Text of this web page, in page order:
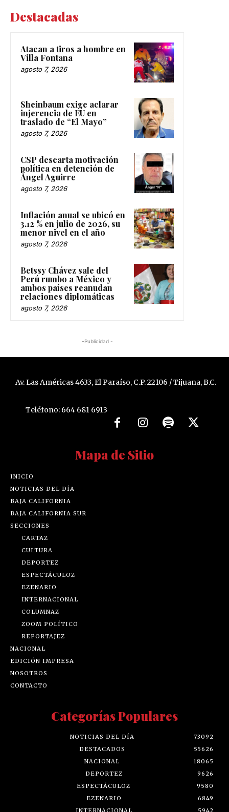
Destacadas
Atacan a tiros a hombre en
Villa Fontana
agosto 7, 2026
Sheinbaum exige aclarar
injerencia de EU en
traslado de “El Mayo”
agosto 7, 2026
CSP descarta motivación
política en detención de
Ángel Aguirre
agosto 7, 2026
Inflación anual se ubicó en
3.12 % en julio de 2026, su
menor nivel en el año
agosto 7, 2026
Betssy Chávez sale del
Perú rumbo a México y
ambos países reanudan
relaciones diplomáticas
agosto 7, 2026
-Publicidad -
Av. Las Américas 4633, El Paraíso, C.P. 22106 / Tijuana, B.C.
Teléfono: 664 681 6913
Mapa de Sitio
INICIO
NOTICIAS DEL DÍA
BAJA CALIFORNIA
BAJA CALIFORNIA SUR
SECCIONES
CARTAZ
CULTURA
DEPORTEZ
ESPECTÁCULOZ
EZENARIO
INTERNACIONAL
COLUMNAZ
ZOOM POLÍTICO
REPORTAJEZ
NACIONAL
EDICIÓN IMPRESA
NOSOTROS
CONTACTO
Categorías Populares
NOTICIAS DEL DÍA
73092
DESTACADOS
55626
NACIONAL
18065
DEPORTEZ
9626
ESPECTÁCULOZ
9580
EZENARIO
6849
INTERNACIONAL
5942